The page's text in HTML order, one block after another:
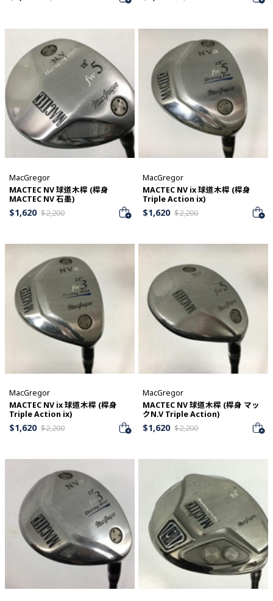
MacGregor
MACTEC NV 球道木桿 (桿身
MACTEC NV 石墨)
$1,620 $2,200
MacGregor
MACTEC NV ix 球道木桿 (桿身
Triple Action ix)
$1,620 $2,200
MacGregor
MACTEC NV ix 球道木桿 (桿身
Triple Action ix)
$1,620 $2,200
MacGregor
MACTEC NV 球道木桿 (桿身 マッ
クN.V Triple Action)
$1,620 $2,200